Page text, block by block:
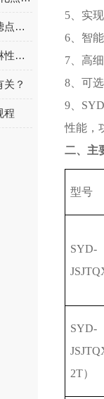
柴油冷滤点和供暖燃料冷滤点测定的标准及技术参数
润滑脂为什么要测试抗水淋性这个指标？
？
程
5、实
6、智
7、高
8、可
9、
性能，
二、主
型号
SYD-
SYD-
2T）